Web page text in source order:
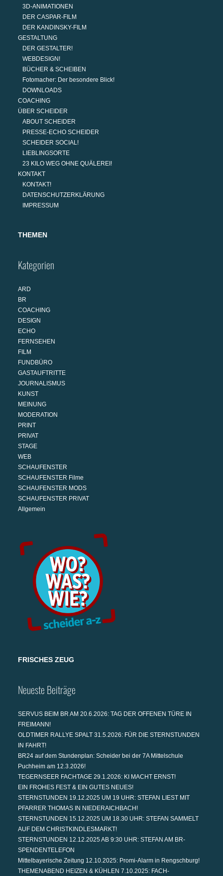
3D-ANIMATIONEN
DER CASPAR-FILM
DER KANDINSKY-FILM
GESTALTUNG
DER GESTALTER!
WEBDESIGN!
BÜCHER & SCHEIBEN
Fotomacher: Der besondere Blick!
DOWNLOADS
COACHING
ÜBER SCHEIDER
ABOUT SCHEIDER
PRESSE-ECHO SCHEIDER
SCHEIDER SOCIAL!
LIEBLINGSORTE
23 KILO WEG OHNE QUÄLEREI!
KONTAKT
KONTAKT!
DATENSCHUTZERKLÄRUNG
IMPRESSUM
THEMEN
Kategorien
ARD
BR
COACHING
DESIGN
ECHO
FERNSEHEN
FILM
FUNDBÜRO
GASTAUFTRITTE
JOURNALISMUS
KUNST
MEINUNG
MODERATION
PRINT
PRIVAT
STAGE
WEB
SCHAUFENSTER
SCHAUFENSTER Filme
SCHAUFENSTER MODS
SCHAUFENSTER PRIVAT
Allgemein
FRISCHES ZEUG
Neueste Beiträge
SERVUS BEIM BR AM 20.6.2026: TAG DER OFFENEN TÜRE IN
FREIMANN!
OLDTIMER RALLYE SPALT 31.5.2026: FÜR DIE STERNSTUNDEN
IN FAHRT!
BR24 auf dem Stundenplan: Scheider bei der 7A Mittelschule
Puchheim am 12.3.2026!
TEGERNSEER FACHTAGE 29.1.2026: KI MACHT ERNST!
EIN FROHES FEST & EIN GUTES NEUES!
STERNSTUNDEN 19.12.2025 UM 19 UHR: STEFAN LIEST MIT
PFARRER THOMAS IN NIEDERAICHBACH!
STERNSTUNDEN 15.12.2025 UM 18.30 UHR: STEFAN SAMMELT
AUF DEM CHRISTKINDLESMARKT!
STERNSTUNDEN 12.12.2025 AB 9:30 UHR: STEFAN AM BR-
SPENDENTELEFON
Mittelbayerische Zeitung 12.10.2025: Promi-Alarm in Rengschburg!
THEMENABEND HEIZEN & KÜHLEN 7.10.2025: FACH-